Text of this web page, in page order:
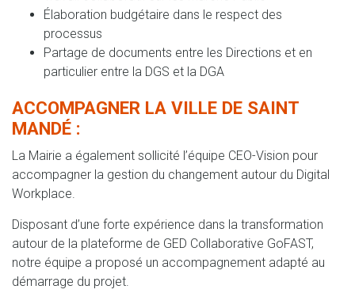
Élaboration budgétaire dans le respect des
processus
Partage de documents entre les Directions et en
particulier entre la DGS et la DGA
ACCOMPAGNER LA VILLE DE SAINT
MANDÉ :
La Mairie a également sollicité l’équipe CEO-Vision pour
accompagner la gestion du changement autour du Digital
Workplace.
Disposant d’une forte expérience dans la transformation
autour de la plateforme de GED Collaborative GoFAST,
notre équipe a proposé un accompagnement adapté au
démarrage du projet.